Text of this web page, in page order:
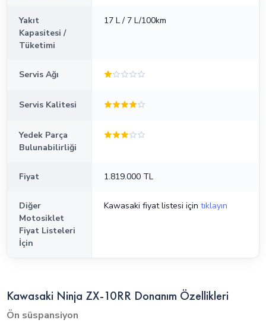
Yakıt
Kapasitesi /
Tüketimi
17 L / 7 L/100km
Servis Ağı
Servis Kalitesi
Yedek Parça
Bulunabilirliği
Fiyat 1.819.000 TL
Diğer
Motosiklet
Fiyat Listeleri
İçin
Kawasaki fiyat listesi içintıklayın
Kawasaki Ninja ZX-10RR Donanım Özellikleri
Ön süspansiyon